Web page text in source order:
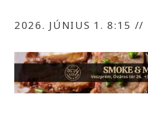
2026. JÚNIUS 1. 8:15 //